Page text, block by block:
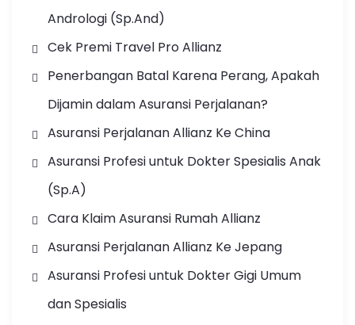
Andrologi (Sp.And)
Cek Premi Travel Pro Allianz
Penerbangan Batal Karena Perang, Apakah
Dijamin dalam Asuransi Perjalanan?
Asuransi Perjalanan Allianz Ke China
Asuransi Profesi untuk Dokter Spesialis Anak
(Sp.A)
Cara Klaim Asuransi Rumah Allianz
Asuransi Perjalanan Allianz Ke Jepang
Asuransi Profesi untuk Dokter Gigi Umum
dan Spesialis